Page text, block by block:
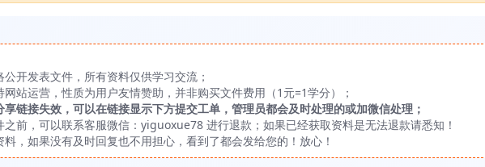
公开发表文件，所有资料仅供学习交流；
网站运营，性质为用户友情赞助，并非购买文件费用（1元=1学分）；
链接失效，可以在链接显示下方提交工单，管理员都会及时处理的或加微信处理；
之前，可以联系客服微信：yiguoxue78 进行退款；如果已经获取资料是无法退款请悉知！
料，如果没有及时回复也不用担心，看到了都会发给您的！放心！